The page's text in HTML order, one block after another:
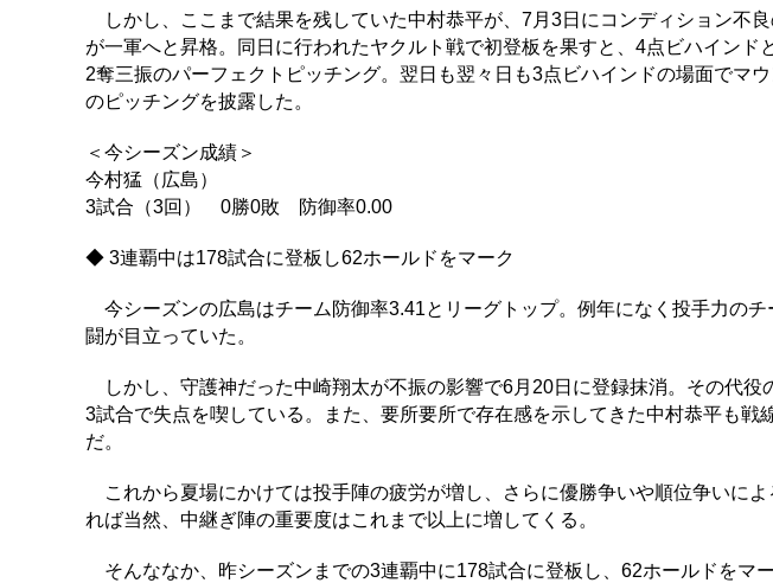
しかし、ここまで結果を残していた中村恭平が、7月3日にコンディション不
が一軍へと昇格。同日に行われたヤクルト戦で初登板を果すと、4点ビハインド
2奪三振のパーフェクトピッチング。翌日も翌々日も3点ビハインドの場面でマ
のピッチングを披露した。
＜今シーズン成績＞
今村猛（広島）
3試合（3回） 0勝0敗 防御率0.00
◆ 3連覇中は178試合に登板し62ホールドをマーク
今シーズンの広島はチーム防御率3.41とリーグトップ。例年になく投手力の
闘が目立っていた。
しかし、守護神だった中崎翔太が不振の影響で6月20日に登録抹消。その代役
3試合で失点を喫している。また、要所要所で存在感を示してきた中村恭平も戦
だ。
これから夏場にかけては投手陣の疲労が増し、さらに優勝争いや順位争いに
れば当然、中継ぎ陣の重要度はこれまで以上に増してくる。
そんななか、昨シーズンまでの3連覇中に178試合に登板し、62ホールドをマ